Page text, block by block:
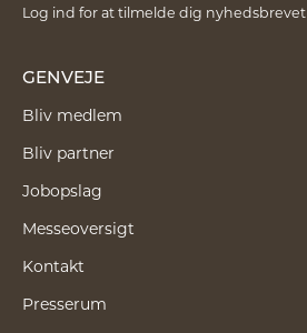
Log ind for at tilmelde dig nyhedsbrevet
GENVEJE
Bliv medlem
Bliv partner
Jobopslag
Messeoversigt
Kontakt
Presserum